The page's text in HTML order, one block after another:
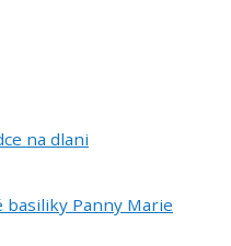
na dlani
basiliky Panny Marie